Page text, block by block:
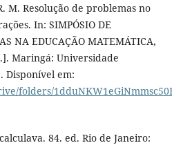
M. Resolução de problemas no
In: SIMPÓSIO DE
NA EDUCAÇÃO MATEMÁTICA,
Maringá: Universidade
Disponível em:
folders/
84. ed. Rio de Janeiro: